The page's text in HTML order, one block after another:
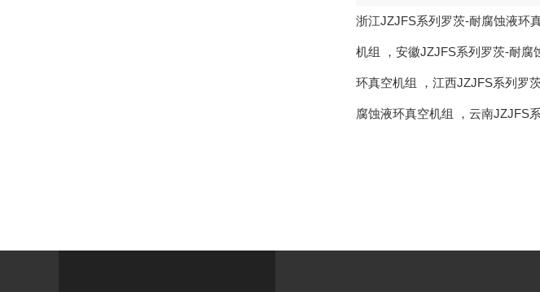
浙江JZJFS系列罗茨-耐腐蚀液环
机组 ， 安徽JZJFS系列罗茨-耐腐
环真空机组 ， 江西JZJFS系列罗
腐蚀液环真空机组 ， 云南JZJFS